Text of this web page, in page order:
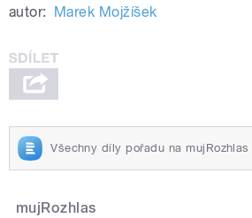
autor: Marek Mojžíšek
Všechny díly pořadu na mujRozhlas
mujRozhlas